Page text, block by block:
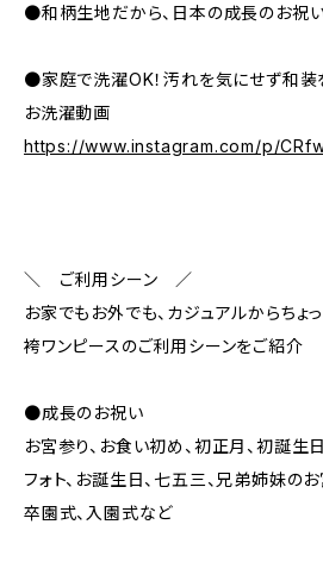
●和柄生地だから、日本の成長のお祝
●家庭で洗濯OK！汚れを気にせず和装
お洗濯動画
https://www.instagram.com/p/
＼ ご利用シーン ／
お家でもお外でも、カジュアルからちょ
袴ワンピースのご利用シーンをご紹介
●成長のお祝い
お宮参り、お食い初め、初正月、初誕生
フォト、お誕生日、七五三、兄弟姉妹の
卒園式、入園式など